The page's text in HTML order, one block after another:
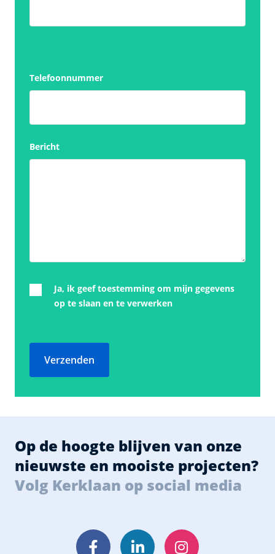
Telefoonnummer
Bericht
Ja, ik geef toestemming om mijn gegevens
op te slaan en te verwerken
Verzenden
Op de hoogte blijven van onze
nieuwste en mooiste projecten?
Volg Kerklaan op social media